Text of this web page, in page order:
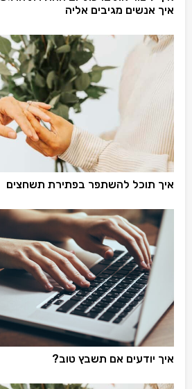
איך אנשים מגיבים אליה
איך תוכל להשתפר בפתירת תשחצים
איך יודעים אם תשבץ טוב?